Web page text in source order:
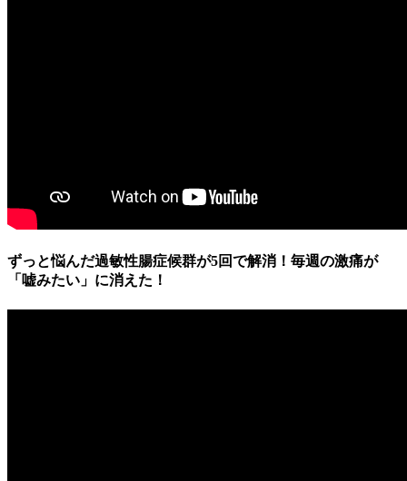
ずっと悩んだ過敏性腸症候群が5回で解消！毎週の激痛が
「嘘みたい」に消えた！